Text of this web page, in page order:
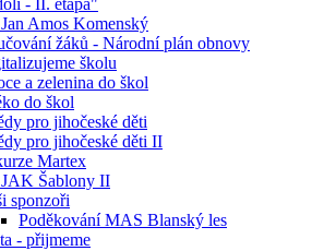
- II. etapa"
Amos Komenský
žáků - Národní plán obnovy
školu
a zelenina do škol
do škol
pro jihočeské děti
pro jihočeské děti II
Martex
Šablony II
sponzoři
Poděkování MAS Blanský les
- přijmeme